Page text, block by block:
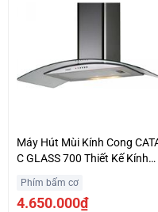
Máy Hút Mùi Kính Cong
C GLASS 700 Thiết Kế Kính
Hợp Lý
Phím bấm cơ
4.650.000₫